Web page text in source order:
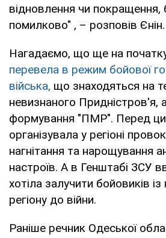
відновлення чи покращення,
помилково" , – розповів Єнін.
Нагадаємо, що ще на
перевела в режим бойової
війська, що знаходяться на
невизнаного Придністров'я,
формування "ПМР". Перед
організувала у регіоні
нагнітання та нарощування
настроїв. А в Генштабі ЗСУ
хотіла залучити бойовиків
регіону до війни.
Раніше речник Одеської